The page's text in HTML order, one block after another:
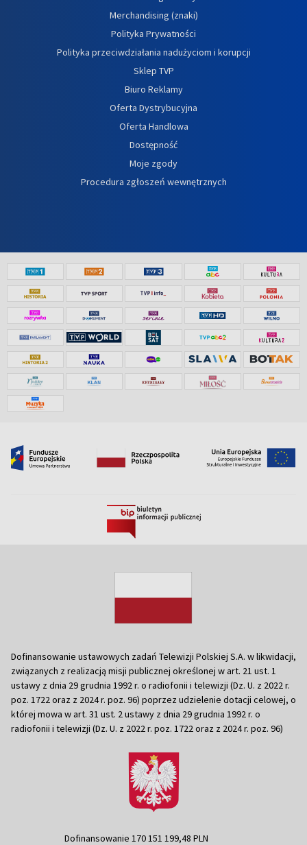
Merchandising (znaki)
Polityka Prywatności
Polityka przeciwdziałania nadużyciom i korupcji
Sklep TVP
Biuro Reklamy
Oferta Dystrybucyjna
Oferta Handlowa
Dostępność
Moje zgody
Procedura zgłoszeń wewnętrznych
Dofinansowanie ustawowych zadań Telewizji Polskiej S.A. w likwidacji,
związanych z realizacją misji publicznej określonej w art. 21 ust. 1
ustawy z dnia 29 grudnia 1992 r. o radiofonii i telewizji (Dz. U. z 2022 r.
poz. 1722 oraz z 2024 r. poz. 96) poprzez udzielenie dotacji celowej, o
której mowa w art. 31 ust. 2 ustawy z dnia 29 grudnia 1992 r. o
radiofonii i telewizji (Dz. U. z 2022 r. poz. 1722 oraz z 2024 r. poz. 96)
Dofinansowanie 170 151 199,48 PLN